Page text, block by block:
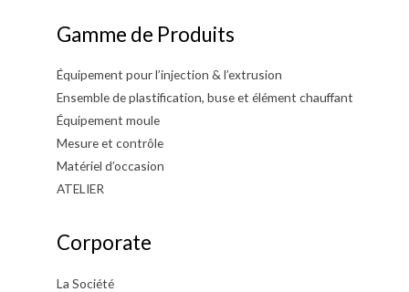
Gamme de Produits
Équipement pour l’injection & l’extrusion
Ensemble de plastification, buse et élément chauffant
Équipement moule
Mesure et contrôle
Matériel d’occasion
ATELIER
Corporate
La Société